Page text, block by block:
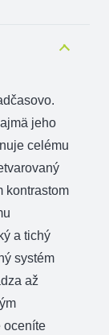
jeho
celému
kontrastom
a tichý
systém
až
oceníte